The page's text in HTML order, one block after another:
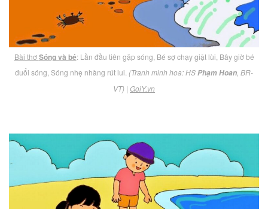
Bài thơSóng và bé: Lần đầu tiên gặp sóng, Bé sợ chạy giật lùi, Bây giờ bé
đuổi sóng, Sóng nhẹ nhàng rút lui. (Tranh minh hoa: HSPhạm Hoan , BR-
VT) | GoiY.vn